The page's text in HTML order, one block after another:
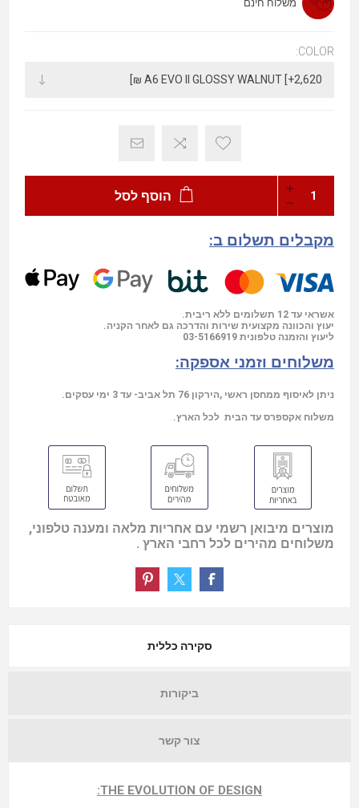
משלוח חינם
COLOR:
הוסף לסל
מקבלים תשלום ב:
אשראי עד 12 תשלומים ללא ריבית.
יעוץ והכוונה מקצועית שירות והדרכה גם לאחר הקניה.
ליעוץ והזמנה טלפונית 03-5166919
משלוחים וזמני אספקה:
ניתן לאיסוף ממחסן ראשי ,הירקון 76 תל אביב- עד 3 ימי עסקים.
משלוח אקספרס עד הבית לכל הארץ.
מוצרים מיבואן רשמי עם אחריות מלאה ומענה טלפוני,
משלוחים מהירים לכל רחבי הארץ .
סקירה כללית
ביקורות
צור קשר
THE EVOLUTION OF DESIGN: